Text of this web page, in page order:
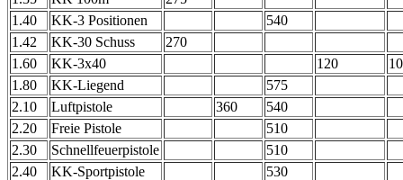
1.40
KK-3 Positionen
540
1.42
KK-30 Schuss
270
1.60
KK-3x40 120
1.80
KK-Liegend
575
2.10
Luftpistole 360
540
2.20
Freie Pistole
510
2.30
Schnellfeuerpistole
510
2.40
KK-Sportpistole
530